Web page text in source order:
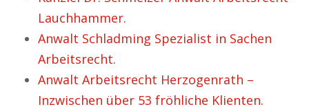
Lauchhammer.
Anwalt Schladming Spezialist in Sachen
Arbeitsrecht.
Anwalt Arbeitsrecht Herzogenrath –
Inzwischen über 53 fröhliche Klienten.